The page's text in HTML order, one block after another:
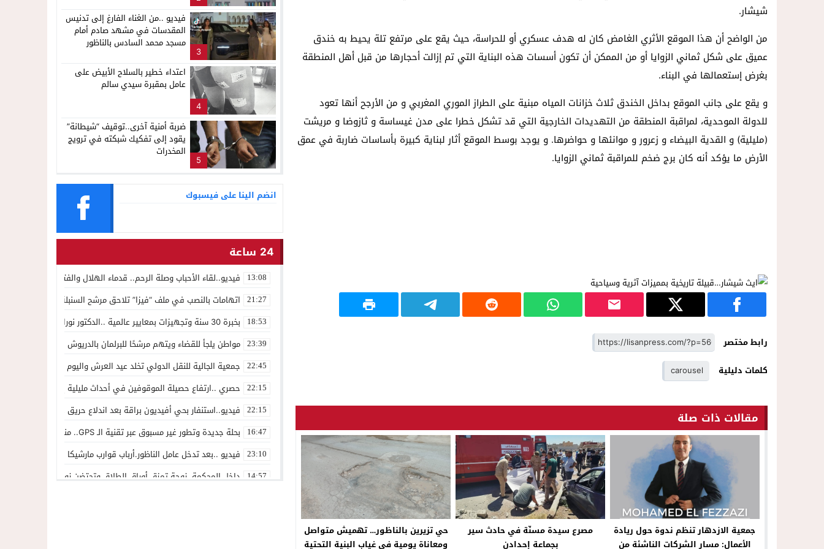
داخل المحكمة..زوجة تمزق أوراق الطلاق وتحتضن زوجها في لحظة أعادت الأمل
شيشار.
من الواضح أن هذا الموقع الأثري الغامض كان له هدف عسكري أو للحراسة، حيث يقع على مرتفع تلة يحيط به خندق
عميق على شكل ثماني الزوايا أو من الممكن أن تكون أسسات هذه البناية التي تم إزالت أحجارها من قبل أهل المنطقة
بغرض إستعمالها في البناء.
و يقع على جانب الموقع بداخل الخندق ثلاث خزانات المياه مبنية على الطراز الموري المغربي و من الأرجح أنها تعود
للدولة الموحدية، لمراقبة المنطقة من التهديدات الخارجية التي قد تشكل خطرا على مدن غيساسة و ثازوضا و مريشت
(مليلية) و القدية البيضاء و زعرور و موانئها و حواضرها. و يوجد بوسط الموقع أثار لبناية كبيرة بأساسات ضاربة في عمق
الأرض ما يؤكد أنه كان برج ضخم للمراقبة ثماني الزوايا.
رابط مختصر
كلمات دليلية
carousel
مقالات ذات صلة
جمعية الازدهار تنظم ندوة حول ريادة
الأعمال: مسار الشركات الناشئة من
مصرع سيدة مسنّة في حادث سير
بجماعة إحدادن
حي تزيرين بالناظور… تهميش متواصل
ومعاناة يومية في غياب البنية التحتية
3
فيديو ..من الغناء الفارغ إلى تدنيس
المقدسات في مشهد صادم أمام
مسجد محمد السادس بالناظور
4
اعتداء خطير بالسلاح الأبيض على
عامل بمقبرة سيدي سالم
5
ضربة أمنية آخرى..توقيف “شيطانة”
يقود إلى تفكيك شبكته في ترويج
المخدرات
انضم الينا على فيسبوك
24 ساعة
13:08 فيديو..لقاء الأحباب وصلة الرحم.. قدماء الهلال والفتح يجددون الوفاء
21:27 اتهامات بالنصب في ملف “فيزا” تلاحق مرشح السنبلة بالدريوش..
18:53 بخبرة 30 سنة وتجهيزات بمعايير عالمية ..الدكتور نورالدين صبار يفتتح عيادته المتخصصة في جراحة العظام بالناظور
23:39 مواطن يلجأ للقضاء ويتهم مرشحًا للبرلمان بالدريوش بالاستيلاء على 22 مليون سنتيم
22:45 جمعية الجالية للنقل الدولي تخلد عيد العرش واليوم الوطني للمهاجر
22:15 حصري ..ارتفاع حصيلة الموقوفين في أحداث مليلية إلى 82 شخصًا وتحقيقات تقود إلى متابعات جنائية ثقيلة
22:15 فيديو..استنفار بحي أفيديون براقة بعد اندلاع حريق داخل ضيعة فلاحية
16:47 بحلة جديدة وتطور غير مسبوق عبر تقنية الـ GPS.. منصة “مرحباناظور” تعزز مكانتها كوجهة أولى لسكان إقليمي الناظور والدريوش
23:10 فيديو ..بعد تدخل عامل الناظور.أرباب قوارب مارشيكا يعلقون احتجاجهم
14:57 داخل المحكمة..زوجة تمزق أوراق الطلاق وتحتضن زوجها في لحظة